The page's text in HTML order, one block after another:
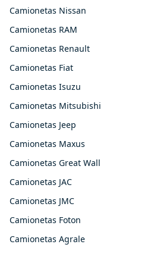
Camionetas Nissan
Camionetas RAM
Camionetas Renault
Camionetas Fiat
Camionetas Isuzu
Camionetas Mitsubishi
Camionetas Jeep
Camionetas Maxus
Camionetas Great Wall
Camionetas JAC
Camionetas JMC
Camionetas Foton
Camionetas Agrale